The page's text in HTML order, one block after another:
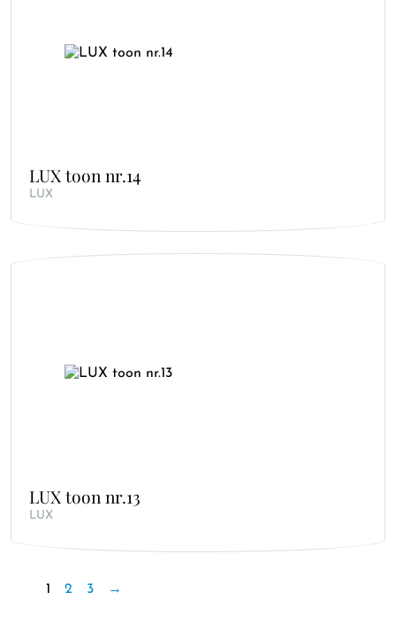
LUX toon nr.14
LUX
LUX toon nr.13
LUX
1 2 3 →